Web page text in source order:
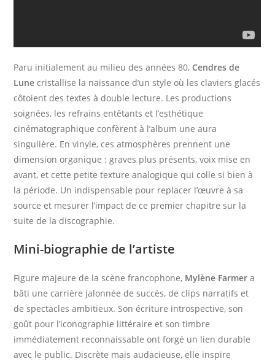
Paru initialement au milieu des années 80, Cendres de
Lune cristallise la naissance d’un style où les claviers glacés
côtoient des textes à double lecture. Les productions
soignées, les refrains entêtants et l’esthétique
cinématographique confèrent à l’album une aura
singulière. En vinyle, ces atmosphères prennent une
dimension organique : graves plus présents, voix mise en
avant, et cette petite texture analogique qui colle si bien à
la période. Un indispensable pour replacer l’œuvre à sa
source et mesurer l’impact de ce premier chapitre sur la
suite de la discographie.
Mini-biographie de l’artiste
Figure majeure de la scène francophone, Mylène Farmer a
bâti une carrière jalonnée de succès, de clips narratifs et
de spectacles ambitieux. Son écriture introspective, son
goût pour l’iconographie littéraire et son timbre
immédiatement reconnaissable ont forgé un lien durable
avec le public. Discrète mais audacieuse, elle inspire